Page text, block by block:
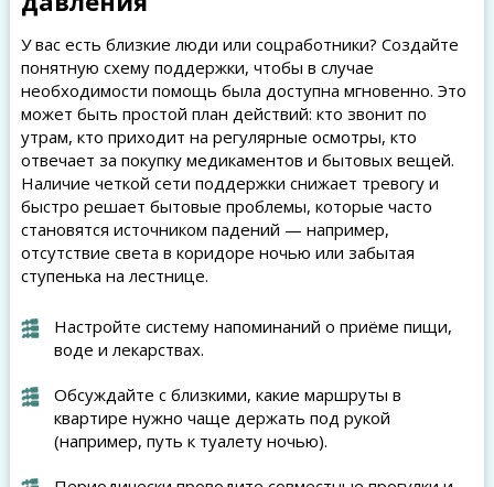
У вас есть близкие люди или соцработники? Создайте
понятную схему поддержки, чтобы в случае
необходимости помощь была доступна мгновенно. Это
может быть простой план действий: кто звонит по
утрам, кто приходит на регулярные осмотры, кто
отвечает за покупку медикаментов и бытовых вещей.
Наличие четкой сети поддержки снижает тревогу и
быстро решает бытовые проблемы, которые часто
становятся источником падений — например,
отсутствие света в коридоре ночью или забытая
ступенька на лестнице.
Настройте систему напоминаний о приёме пищи,
воде и лекарствах.
Обсуждайте с близкими, какие маршруты в
квартире нужно чаще держать под рукой
(например, путь к туалету ночью).